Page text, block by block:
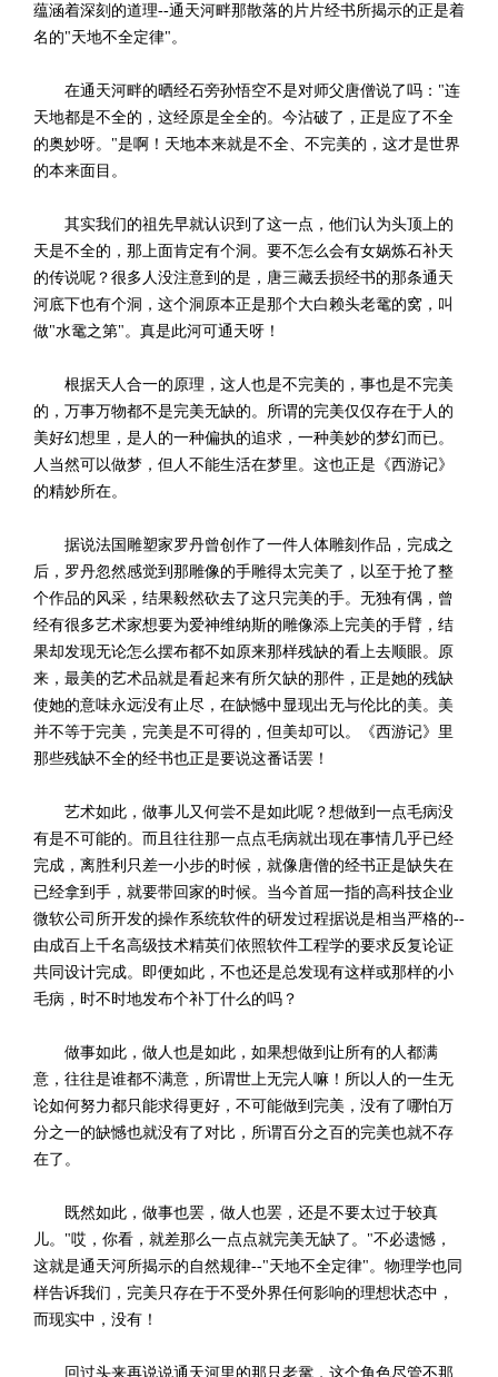
蕴涵着深刻的道理--通天河畔那散落的片片经书所揭示的正是着
名的"天地不全定律"。
在通天河畔的晒经石旁孙悟空不是对师父唐僧说了吗："连
天地都是不全的，这经原是全全的。今沾破了，正是应了不全
的奥妙呀。"是啊！天地本来就是不全、不完美的，这才是世界
的本来面目。
其实我们的祖先早就认识到了这一点，他们认为头顶上的
天是不全的，那上面肯定有个洞。要不怎么会有女娲炼石补天
的传说呢？很多人没注意到的是，唐三藏丢损经书的那条通天
河底下也有个洞，这个洞原本正是那个大白赖头老鼋的窝，叫
做"水鼋之第"。真是此河可通天呀！
根据天人合一的原理，这人也是不完美的，事也是不完美
的，万事万物都不是完美无缺的。所谓的完美仅仅存在于人的
美好幻想里，是人的一种偏执的追求，一种美妙的梦幻而已。
人当然可以做梦，但人不能生活在梦里。这也正是《西游记》
的精妙所在。
据说法国雕塑家罗丹曾创作了一件人体雕刻作品，完成之
后，罗丹忽然感觉到那雕像的手雕得太完美了，以至于抢了整
个作品的风采，结果毅然砍去了这只完美的手。无独有偶，曾
经有很多艺术家想要为爱神维纳斯的雕像添上完美的手臂，结
果却发现无论怎么摆布都不如原来那样残缺的看上去顺眼。原
来，最美的艺术品就是看起来有所欠缺的那件，正是她的残缺
使她的意味永远没有止尽，在缺憾中显现出无与伦比的美。美
并不等于完美，完美是不可得的，但美却可以。《西游记》里
那些残缺不全的经书也正是要说这番话罢！
艺术如此，做事儿又何尝不是如此呢？想做到一点毛病没
有是不可能的。而且往往那一点点毛病就出现在事情几乎已经
完成，离胜利只差一小步的时候，就像唐僧的经书正是缺失在
已经拿到手，就要带回家的时候。当今首屈一指的高科技企业
微软公司所开发的操作系统软件的研发过程据说是相当严格的--
由成百上千名高级技术精英们依照软件工程学的要求反复论证
共同设计完成。即便如此，不也还是总发现有这样或那样的小
毛病，时不时地发布个补丁什么的吗？
做事如此，做人也是如此，如果想做到让所有的人都满
意，往往是谁都不满意，所谓世上无完人嘛！所以人的一生无
论如何努力都只能求得更好，不可能做到完美，没有了哪怕万
分之一的缺憾也就没有了对比，所谓百分之百的完美也就不存
在了。
既然如此，做事也罢，做人也罢，还是不要太过于较真
儿。"哎，你看，就差那么一点点就完美无缺了。"不必遗憾，
这就是通天河所揭示的自然规律--"天地不全定律"。物理学也同
样告诉我们，完美只存在于不受外界任何影响的理想状态中，
而现实中，没有！
回过头来再说说通天河里的那只老鼋，这个角色尽管不那